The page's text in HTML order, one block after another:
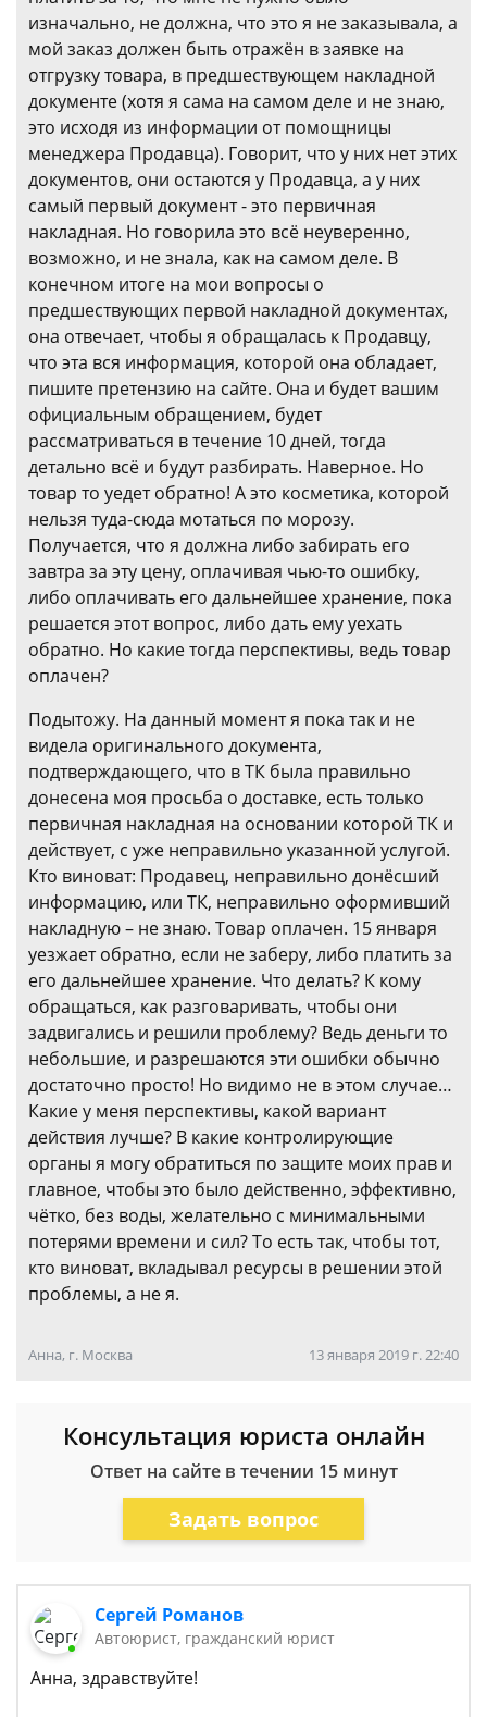
изначально, не должна, что это я не заказывала, а
мой заказ должен быть отражён в заявке на
отгрузку товара, в предшествующем накладной
документе (хотя я сама на самом деле и не знаю,
это исходя из информации от помощницы
менеджера Продавца). Говорит, что у них нет этих
документов, они остаются у Продавца, а у них
самый первый документ - это первичная
накладная. Но говорила это всё неуверенно,
возможно, и не знала, как на самом деле. В
конечном итоге на мои вопросы о
предшествующих первой накладной документах,
она отвечает, чтобы я обращалась к Продавцу,
что эта вся информация, которой она обладает,
пишите претензию на сайте. Она и будет вашим
официальным обращением, будет
рассматриваться в течение 10 дней, тогда
детально всё и будут разбирать. Наверное. Но
товар то уедет обратно! А это косметика, которой
нельзя туда-сюда мотаться по морозу.
Получается, что я должна либо забирать его
завтра за эту цену, оплачивая чью-то ошибку,
либо оплачивать его дальнейшее хранение, пока
решается этот вопрос, либо дать ему уехать
обратно. Но какие тогда перспективы, ведь товар
оплачен?
Подытожу. На данный момент я пока так и не
видела оригинального документа,
подтверждающего, что в ТК была правильно
донесена моя просьба о доставке, есть только
первичная накладная на основании которой ТК и
действует, с уже неправильно указанной услугой.
Кто виноват: Продавец, неправильно донёсший
информацию, или ТК, неправильно оформивший
накладную – не знаю. Товар оплачен. 15 января
уезжает обратно, если не заберу, либо платить за
его дальнейшее хранение. Что делать? К кому
обращаться, как разговаривать, чтобы они
задвигались и решили проблему? Ведь деньги то
небольшие, и разрешаются эти ошибки обычно
достаточно просто! Но видимо не в этом случае…
Какие у меня перспективы, какой вариант
действия лучше? В какие контролирующие
органы я могу обратиться по защите моих прав и
главное, чтобы это было действенно, эффективно,
чётко, без воды, желательно с минимальными
потерями времени и сил? То есть так, чтобы тот,
кто виноват, вкладывал ресурсы в решении этой
проблемы, а не я.
Анна, г. Москва 13 января 2019 г. 22:40
Консультация юриста онлайн
Ответ на сайте в течении 15 минут
Задать вопрос
Сергей Романов
Автоюрист, гражданский юрист
Анна, здравствуйте!